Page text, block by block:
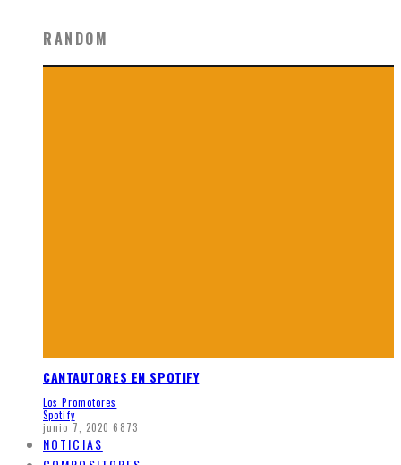
RANDOM
CANTAUTORES EN SPOTIFY
Los Promotores
Spotify
junio 7, 2020 6873
NOTICIAS